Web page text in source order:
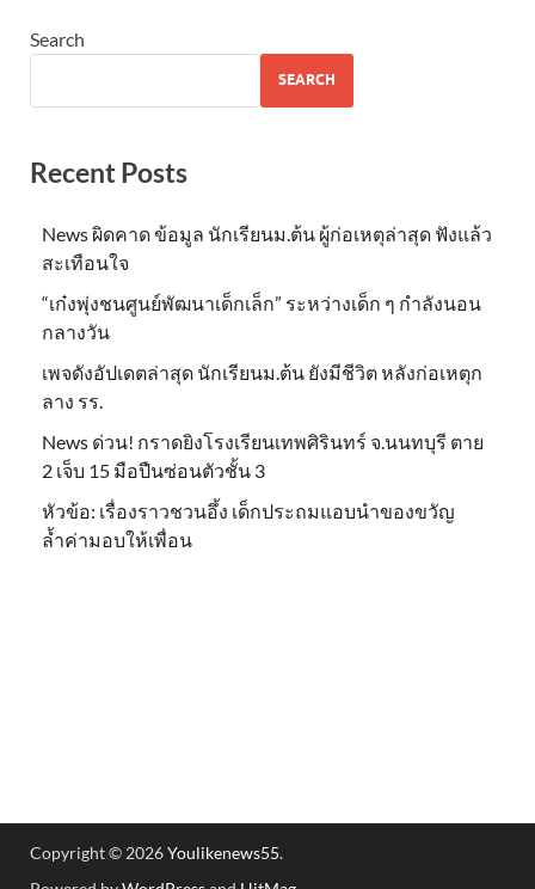
Search
SEARCH
Recent Posts
News ผิดคาด ข้อมูล นักเรียนม.ต้น ผู้ก่อเหตุล่าสุด ฟังแล้ว
สะเทือนใจ
“เก๋งพุ่งชนศูนย์พัฒนาเด็กเล็ก” ระหว่างเด็ก ๆ กำลังนอน
กลางวัน
เพจดังอัปเดตล่าสุด นักเรียนม.ต้น ยังมีชีวิต หลังก่อเหตุก
ลาง รร.
News ด่วน! กราดยิงโรงเรียนเทพศิรินทร์ จ.นนทบุรี ตาย
2 เจ็บ 15 มือปืนซ่อนตัวชั้น 3
หัวข้อ: เรื่องราวชวนอึ้ง เด็กประถมแอบนำของขวัญ
ล้ำค่ามอบให้เพื่อน
Copyright © 2026Youlikenews55.